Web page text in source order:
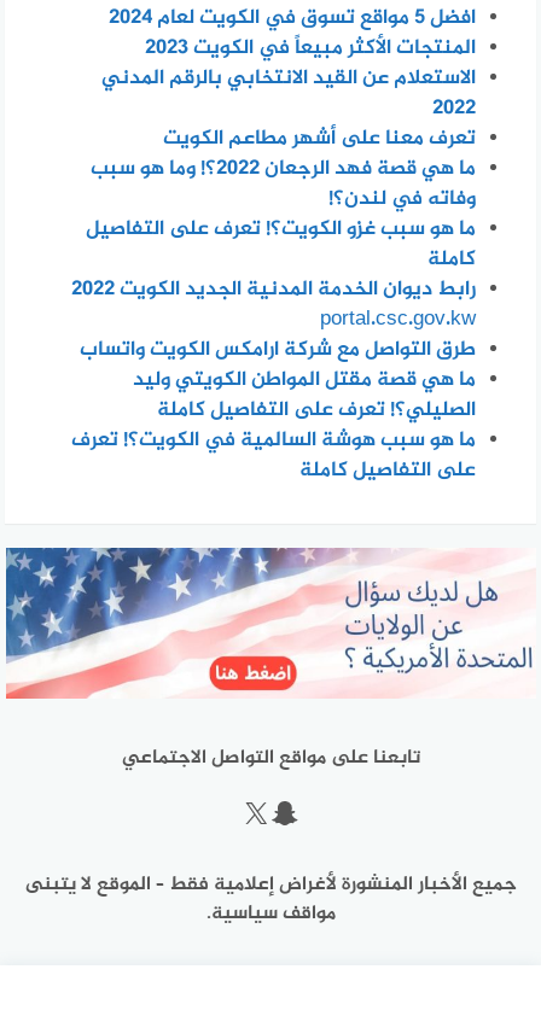
افضل 5 مواقع تسوق في الكويت لعام 2024
المنتجات الأكثر مبيعاً في الكويت 2023
الاستعلام عن القيد الانتخابي بالرقم المدني
2022
تعرف معنا على أشهر مطاعم الكويت
ما هي قصة فهد الرجعان 2022؟! وما هو سبب
وفاته في لندن؟!
ما هو سبب غزو الكويت؟! تعرف على التفاصيل
كاملة
رابط ديوان الخدمة المدنية الجديد الكويت 2022
portal.csc.gov.kw
طرق التواصل مع شركة ارامكس الكويت واتساب
ما هي قصة مقتل المواطن الكويتي وليد
الصليلي؟! تعرف على التفاصيل كاملة
ما هو سبب هوشة السالمية في الكويت؟! تعرف
على التفاصيل كاملة
تابعنا على مواقع التواصل الاجتماعي
سناب شات
إكس
جميع الأخبار المنشورة لأغراض إعلامية فقط – الموقع لا يتبنى
مواقف سياسية.